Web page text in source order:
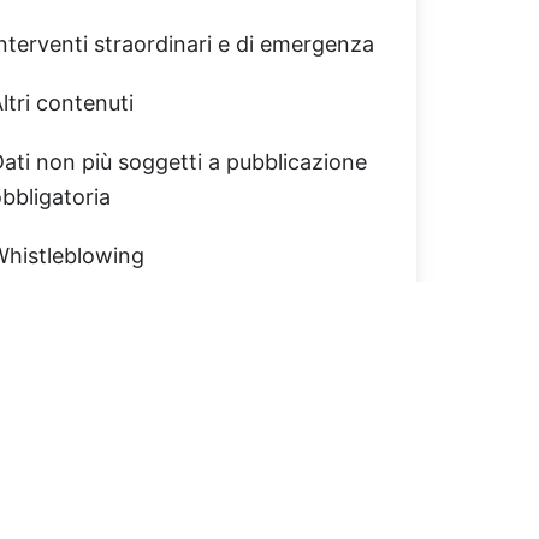
straordinari e di emergenza
contenuti
non più soggetti a pubblicazione